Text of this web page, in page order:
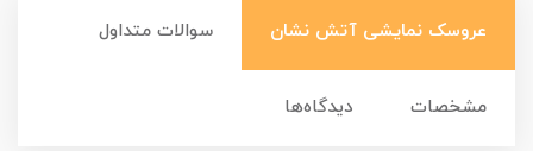
عروسک نمایشی آتش نشان سوالات متداول
مشخصات دیدگاه‌ها